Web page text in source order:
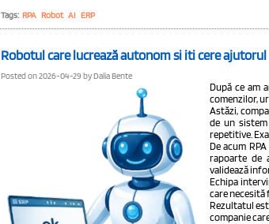
Tags: RPA Robot AI ERP
Robotul care lucrează autonom si iti cere
Posted on 2026-04-29 by Dalia Bente
După ce am
comenzilor,
Astăzi,
de un
repetitive.
De acum
rapoarte de
validează
Echipa
care necesită
Rezultatul
companie